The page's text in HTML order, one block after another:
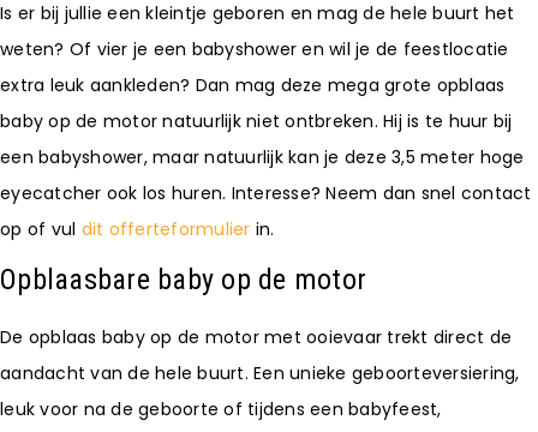
Is er bij jullie een kleintje geboren en mag de hele buurt het
weten? Of vier je een babyshower en wil je de feestlocatie
extra leuk aankleden? Dan mag deze mega grote opblaas
baby op de motor natuurlijk niet ontbreken. Hij is te huur bij
een babyshower, maar natuurlijk kan je deze 3,5 meter hoge
eyecatcher ook los huren. Interesse? Neem dan snel contact
op of vul dit offerteformulier in.
Opblaasbare baby op de motor
De opblaas baby op de motor met ooievaar trekt direct de
aandacht van de hele buurt. Een unieke geboorteversiering,
leuk voor na de geboorte of tijdens een babyfeest,